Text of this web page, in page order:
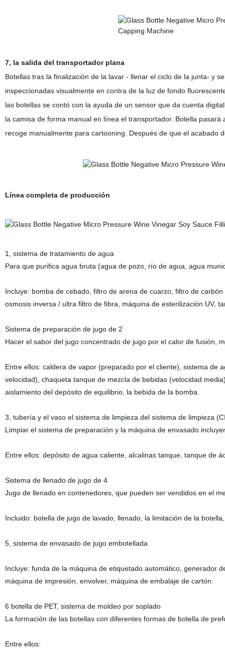
7, la salida del transportador plana
Botellas tras la finalización de la lavar - llenar el ciclo de la junta- y
inspeccionadas visualmente en contra de la luz de fondo
las botellas se contó con la ayuda de un sensor que da cuenta
la camisa de forma manual en línea el transportador. Botella
recoge manualmente para cartooning. Después de que el acabado
Línea completa de producción
1, sistema de tratamiento de agua
Para que purifica agua bruta (agua de pozo, río de agua, agua
Incluye: bomba de cebado, filtro de arena de cuarzo, filtro de
osmosis inversa / ultra filtro de fibra, máquina de esterilización UV,
Sistema de preparación de jugo de 2
Hacer el sabor del jugo concentrado de jugo por el calor de fusión,
Entre ellos: caldera de vapor (preparado por el cliente), sistema de
velocidad), chaqueta tanque de mezcla de bebidas (velocidad
aislamiento del depósito de equilibrio, la bebida de la bomba.
3, tubería y el vaso el sistema de limpieza del sistema de limpieza
Limpiar el sistema de preparación y la máquina de envasado
Entre ellos: depósito de agua caliente, alcalinas tanque, tanque de
Sistema de llenado de jugo de 4
Jugo de llenado en contenedores, que pueden ser vendidos en el
Incluido: botella de jugo de lavado, llenado, la limitación de la
5, sistema de envasado de jugo embotellada
Incluye: funda de la máquina de etiquetado automático, generador
máquina de impresión, envolver, máquina de embalaje de cartón.
6 botella de PET, sistema de moldeo por soplado
La formación de las botellas con diferentes formas de botella de
Entre ellos: